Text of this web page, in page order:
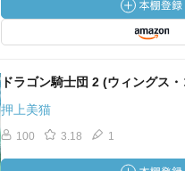
ドラゴン騎士団 2 (ウィングス
押上美猫
100 3.18 1